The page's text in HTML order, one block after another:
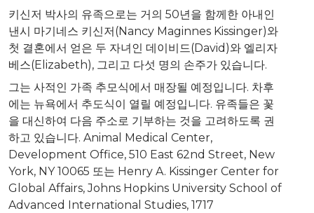
키신저 박사의 유족으로는 거의 50년을 함께한 아내인
낸시 마기네스 키신저(Nancy Maginnes Kissinger)와
첫 결혼에서 얻은 두 자녀인 데이비드(David)와 엘리자
베스(Elizabeth), 그리고 다섯 명의 손주가 있습니다.
그는 사적인 가족 추모식에서 매장될 예정입니다. 차후
에는 뉴욕에서 추도식이 열릴 예정입니다. 유족들은 꽃
을 대신하여 다음 주소로 기부하는 것을 고려하도록 권
하고 있습니다. Animal Medical Center,
Development Office, 510 East 62nd Street, New
York, NY10065 또는 Henry A. Kissinger Center for
Global Affairs,Johns Hopkins University School of
Advanced International Studies, 1717